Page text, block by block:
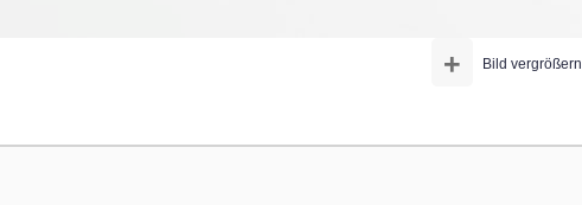
Bild vergrößern
+